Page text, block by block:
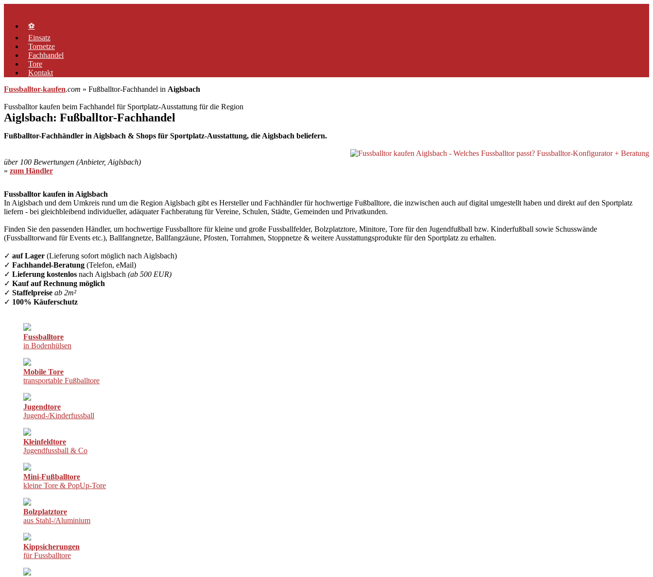
springen⚽
Einsatz
Tornetze
Fachhandel
Tore
Kontakt
Fussballtor-kaufen.com » Fußballtor-Fachhandel in Aiglsbach
Fussballtor kaufen beim Fachhandel für Sportplatz-Ausstattung für die Region
Aiglsbach: Fußballtor-Fachhandel
Fußballtor-Fachhändler in Aiglsbach & Shops für Sportplatz-Ausstattung, die Aiglsbach beliefern.
über 100 Bewertungen (Anbieter, Aiglsbach)
» zum Händler
Fussballtor kaufen in Aiglsbach
In Aiglsbach und dem Umkreis rund um die Region Aiglsbach gibt es Hersteller und Fachhändler für hochwertige Fußballtore, die inzwischen auch auf digital umgestellt haben und direkt auf den Sportplatz
liefern - bei gleichbleibend individueller, adäquater Fachberatung für Vereine, Schulen, Städte, Gemeinden und Privatkunden.
Finden Sie den passenden Händler, um hochwertige Fussballtore für kleine und große Fussballfelder, Bolzplatztore, Minitore, Tore für den Jugendfußball bzw. Kinderfußball sowie Schusswände
(Fussballtorwand für Events etc.), Ballfangnetze, Ballfangzäune, Pfosten, Torrahmen, Stoppnetze & weitere Ausstattungsprodukte für den Sportplatz zu erhalten.
✓ auf Lager (Lieferung sofort möglich nach Aiglsbach)
✓ Fachhandel-Beratung (Telefon, eMail)
✓ Lieferung kostenlos nach Aiglsbach (ab 500 EUR)
✓ Kauf auf Rechnung möglich
✓ Staffelpreise ab 2m²
✓ 100% Käuferschutz
Fussballtore
in Bodenhülsen
Mobile Tore
transportable Fußballtore
Jugendtore
Jugend-/Kinderfussball
Kleinfeldtore
Jugendfussball & Co
Mini-Fußballtore
kleine Tore & PopUp-Tore
Bolzplatztore
aus Stahl-/Aluminium
Kippsicherungen
für Fussballtore